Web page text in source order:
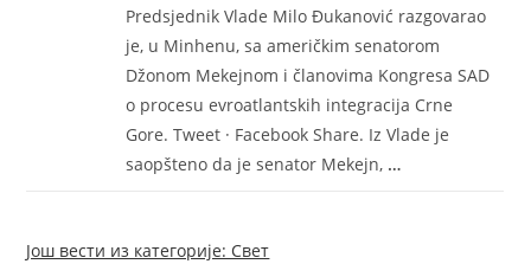
Predsjednik Vlade Milo Đukanović razgovarao
je, u Minhenu, sa američkim senatorom
Džonom Mekejnom i članovima Kongresa SAD
o procesu evroatlantskih integracija Crne
Gore. Tweet · Facebook Share. Iz Vlade je
saopšteno da je senator Mekejn, …
Још вести из категорије: Свет